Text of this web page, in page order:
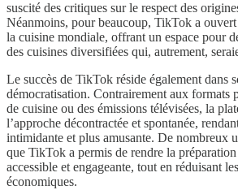
suscité des critiques sur le respect des
Néanmoins, pour beaucoup, TikTok a
la cuisine mondiale, offrant un espace pour
des cuisines diversifiées qui, autrement,
Le succès de TikTok réside également dans
démocratisation. Contrairement aux formats
de cuisine ou des émissions télévisées, la
l’approche décontractée et spontanée,
intimidante et plus amusante. De nombreux
que TikTok a permis de rendre la préparation
accessible et engageante, tout en réduisant
économiques.